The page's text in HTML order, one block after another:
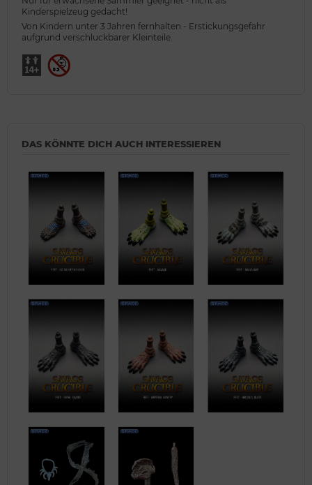
Kinderspielzeug gedacht!
Von Kindern unter 3 Jahren fernhalten - Erstickungsgefahr
aufgrund verschluckbarer Kleinteile.
DAS KÖNNTE DICH AUCH INTERESSIEREN